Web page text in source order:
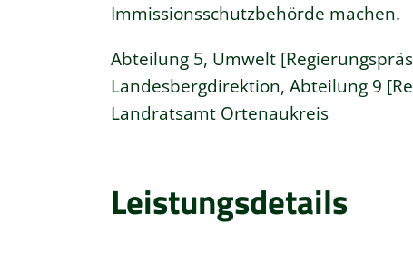
Immissionsschutzbehörde machen.
Abteilung 5, Umwelt
Landesbergdirektion, Abteilung 9
Landratsamt Ortenaukreis
Leistungsdetails